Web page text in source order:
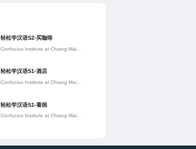
轻松学汉语S2-买咖啡
Confucius Institute at Chiang Mai
轻松学汉语S1-酒店
Confucius Institute at Chiang Mai
轻松学汉语S1-看病
Confucius Institute at Chiang Mai